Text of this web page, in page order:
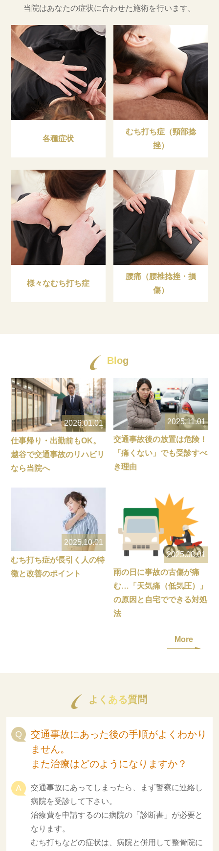
当院はあなたの症状に合わせた施術を行います。
各種症状
むち打ち症（頸部捻
挫）
様々なむち打ち症
腰痛（腰椎捻挫・損
傷）
Blog
2026.01.01
仕事帰り・出勤前もOK。
越谷で交通事故のリハビリ
なら当院へ
2025.11.01
交通事故後の放置は危険！
「痛くない」でも受診すべ
き理由
2025.10.01
むち打ち症が長引く人の特
徴と改善のポイント
2025.08.01
雨の日に事故の古傷が痛
む…「天気痛（低気圧）」
の原因と自宅でできる対処
法
More
よくある質問
交通事故にあった後の手順がよくわかり
ません。
また治療はどのようになりますか？
交通事故にあってしまったら、まず警察に連絡し
病院を受診して下さい。
治療費を申請するのに病院の「診断書」が必要と
なります。
むち打ちなどの症状は、病院と併用して整骨院に